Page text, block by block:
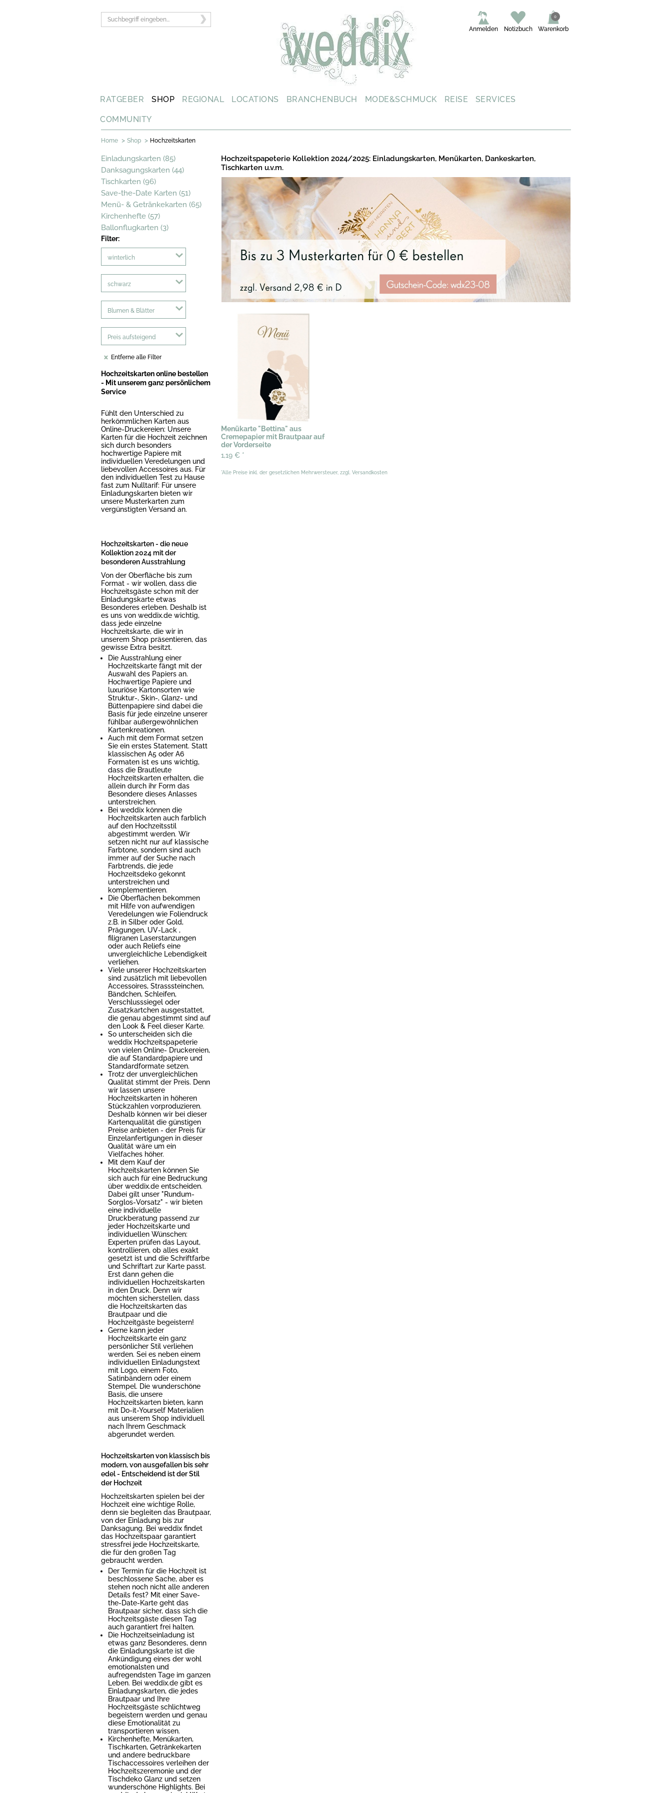
Warenkorb
0
Notizbuch
Anmelden
RATGEBER SHOP REGIONAL LOCATIONS BRANCHENBUCH MODE&SCHMUCK REISE SERVICES
COMMUNITY
Home > Shop > Hochzeitskarten
Einladungskarten (85)
Danksagungskarten (44)
Tischkarten (96)
Save-the-Date Karten (51)
Menü- & Getränkekarten (65)
Kirchenhefte (57)
Ballonflugkarten (3)
Filter:
winterlich
schwarz
Blumen & Blätter
Preis aufsteigend
Entferne alle Filter
Hochzeitskarten online bestellen
- Mit unserem ganz persönlichem
Service
Fühlt den Unterschied zu
herkömmlichen Karten aus
Online-Druckereien: Unsere
Karten für die Hochzeit zeichnen
sich durch besonders
hochwertige Papiere mit
individuellen Veredelungen und
liebevollen Accessoires aus. Für
den individuellen Test zu Hause
fast zum Nulltarif: Für unsere
Einladungskarten bieten wir
unsere Musterkarten zum
vergünstigten Versand an.
Hochzeitskarten - die neue
Kollektion 2024 mit der
besonderen Ausstrahlung
Von der Oberfläche bis zum
Format - wir wollen, dass die
Hochzeitsgäste schon mit der
Einladungskarte etwas
Besonderes erleben. Deshalb ist
es uns von weddix.de wichtig,
dass jede einzelne
Hochzeitskarte, die wir in
unserem Shop präsentieren, das
gewisse Extra besitzt.
Die Ausstrahlung einer
Hochzeitskarte fängt mit der
Auswahl des Papiers an.
Hochwertige Papiere und
luxuriöse Kartonsorten wie
Struktur-, Skin-, Glanz- und
Büttenpapiere sind dabei die
Basis für jede einzelne unserer
fühlbar außergewöhnlichen
Kartenkreationen.
Auch mit dem Format setzen
Sie ein erstes Statement. Statt
klassischen A5 oder A6
Formaten ist es uns wichtig,
dass die Brautleute
Hochzeitskarten erhalten, die
allein durch ihr Form das
Besondere dieses Anlasses
unterstreichen.
Bei weddix können die
Hochzeitskarten auch farblich
auf den Hochzeitsstil
abgestimmt werden. Wir
setzen nicht nur auf klassische
Farbtone, sondern sind auch
immer auf der Suche nach
Farbtrends, die jede
Hochzeitsdeko gekonnt
unterstreichen und
komplementieren.
Die Oberflächen bekommen
mit Hilfe von aufwendigen
Veredelungen wie Foliendruck
z.B. in Silber oder Gold,
Prägungen, UV-Lack ,
filigranen Laserstanzungen
oder auch Reliefs eine
unvergleichliche Lebendigkeit
verliehen.
Viele unserer Hochzeitskarten
sind zusätzlich mit liebevollen
Accessoires, Strasssteinchen,
Bändchen, Schleifen,
Verschlusssiegel oder
Zusatzkartchen ausgestattet,
die genau abgestimmt sind auf
den Look & Feel dieser Karte.
So unterscheiden sich die
weddix Hochzeitspapeterie
von vielen Online- Druckereien,
die auf Standardpapiere und
Standardformate setzen.
Trotz der unvergleichlichen
Qualität stimmt der Preis. Denn
wir lassen unsere
Hochzeitskarten in höheren
Stückzahlen vorproduzieren.
Deshalb können wir bei dieser
Kartenqualität die günstigen
Preise anbieten - der Preis für
Einzelanfertigungen in dieser
Qualität wäre um ein
Vielfaches höher.
Mit dem Kauf der
Hochzeitskarten können Sie
sich auch für eine Bedruckung
über weddix.de entscheiden.
Dabei gilt unser "Rundum-
Sorglos-Vorsatz" - wir bieten
eine individuelle
Druckberatung passend zur
jeder Hochzeitskarte und
individuellen Wünschen:
Experten prüfen das Layout,
kontrollieren, ob alles exakt
gesetzt ist und die Schriftfarbe
und Schriftart zur Karte passt.
Erst dann gehen die
individuellen Hochzeitskarten
in den Druck. Denn wir
möchten sicherstellen, dass
die Hochzeitskarten das
Brautpaar und die
Hochzeitgäste begeistern!
Gerne kann jeder
Hochzeitskarte ein ganz
persönlicher Stil verliehen
werden. Sei es neben einem
individuellen Einladungstext
mit Logo, einem Foto,
Satinbändern oder einem
Stempel. Die wunderschöne
Basis, die unsere
Hochzeitskarten bieten, kann
mit Do-it-Yourself Materialien
aus unserem Shop individuell
nach Ihrem Geschmack
abgerundet werden.
Hochzeitskarten von klassisch bis
modern, von ausgefallen bis sehr
edel - Entscheidend ist der Stil
der Hochzeit
Hochzeitskarten spielen bei der
Hochzeit eine wichtige Rolle,
denn sie begleiten das Brautpaar,
von der Einladung bis zur
Danksagung. Bei weddix findet
das Hochzeitspaar garantiert
stressfrei jede Hochzeitskarte,
die für den großen Tag
gebraucht werden.
Der Termin für die Hochzeit ist
beschlossene Sache, aber es
stehen noch nicht alle anderen
Details fest? Mit einer Save-
the-Date-Karte geht das
Brautpaar sicher, dass sich die
Hochzeitsgäste diesen Tag
auch garantiert frei halten.
Die Hochzeitseinladung ist
etwas ganz Besonderes, denn
die Einladungskarte ist die
Ankündigung eines der wohl
emotionalsten und
aufregendsten Tage im ganzen
Leben. Bei weddix.de gibt es
Einladungskarten, die jedes
Brautpaar und Ihre
Hochzeitsgäste schlichtweg
begeistern werden und genau
diese Emotionalität zu
transportieren wissen.
Kirchenhefte, Menükarten,
Tischkarten, Getränkekarten
und andere bedruckbare
Tischaccessoires verleihen der
Hochzeitszeremonie und der
Tischdeko Glanz und setzen
wunderschöne Highlights. Bei
Hochzeitspapeterie Kollektion 2024/2025: Einladungskarten, Menükarten, Dankeskarten,
Tischkarten u.v.m.
Menükarte "Bettina" aus
Cremepapier mit Brautpaar auf
der Vorderseite
1,19 € *
*Alle Preise inkl. der gesetzlichen Mehrwersteuer, zzgl. Versandkosten